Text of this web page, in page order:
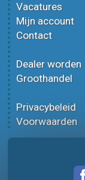
Vacatures
Mijn account
Contact
Dealer worden
Groothandel
Privacybeleid
Voorwaarden